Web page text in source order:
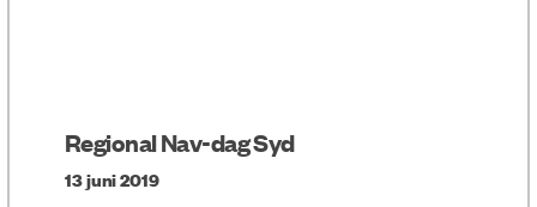
Regional Nav-dag Syd
13 juni 2019